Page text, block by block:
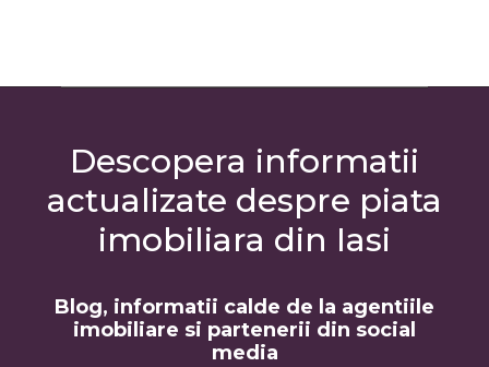
Descopera informatii
actualizate despre piata
imobiliara din Iasi
Blog, informatii calde de la agentiile
imobiliare si partenerii din social
media